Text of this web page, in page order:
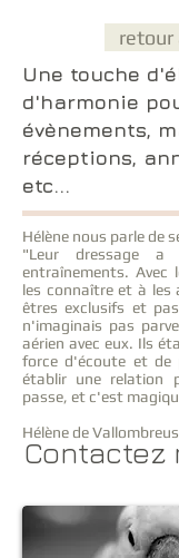
retour
Contactez
Une touche
d'harmonie
évènements,
réceptions,
etc...
Hélène nous parle de
"Leur dressage a
entraînements.
les connaître et à les
êtres exclusifs et
n'imaginais pas
aérien avec eux. Ils
force d'écoute et de
établir une relation
passe, et c'est
Hélène de